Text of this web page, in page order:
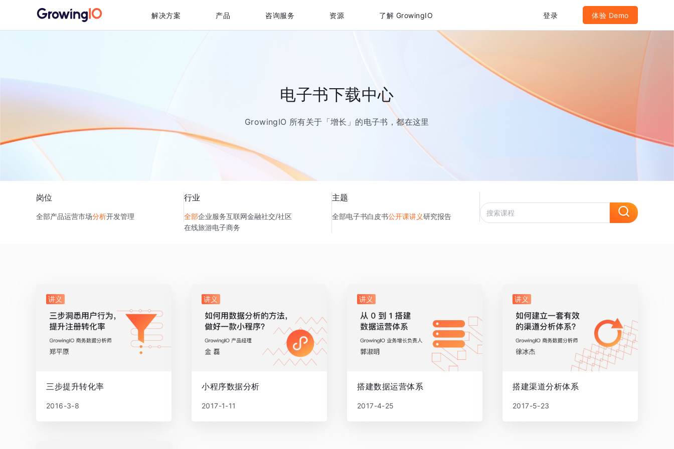
解决方案 产品 咨询服务 资源 了解 GrowingIO 登录 体验 Demo
电子书下载中心
GrowingIO 所有关于「增长」的电子书，都在这里
岗位
全部产品运营市场分析开发管理
行业
全部企业服务互联网金融社交/社区
在线旅游电子商务
主题
全部电子书白皮书公开课讲义研究报告
讲义
三步提升转化率
2016-3-8
讲义
小程序数据分析
2017-1-11
讲义
搭建数据运营体系
2017-4-25
讲义
搭建渠道分析体系
2017-5-23